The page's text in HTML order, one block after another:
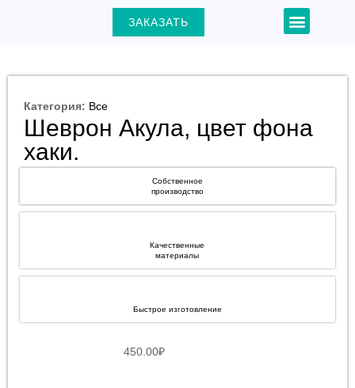
ЗАКАЗАТЬ Menu
Категория: Все
Шеврон Акула, цвет фона
хаки.
Собственное
производство
Качественные
материалы
Быстрое изготовление
450.00₽